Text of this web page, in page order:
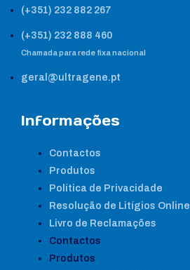
(+351) 232 882 267
(+351) 232 888 460
Chamada para rede fixa nacional
geral@ultragene.pt
Informações
Contactos
Produtos
Política de Privacidade
Resolução de Litígios Online
Livro de Reclamações
Contactos
Produtos